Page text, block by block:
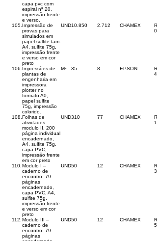
capa pvc com
espiral nª 20,
impressão frente
e verso.
105. Impressão de
provas para
simulados em
papel sulfite tam.
A4, sulfite 75g,
impressão frente
e verso em cor
preto
UND10.850 2.712 CHAMEX
106. Impressões de
plantas de
engenharia em
impressora
plotter no
formato A0,
papel sulfite
75g, impressão
colorido.
M² 35 8 EPSON
108. Folhas de
atividades
modulo II, 200
página individual
encadernado,
A4, sulfite 75g,
capa PVC,
impressão frente
em cor preto
UND310 77 CHAMEX
110. Modulo I –
caderno de
encontro: 79
páginas
encadernado,
capa PVC, A4,
sulfite 75g,
impressão frente
e verso em cor
preto
UND50 12 CHAMEX
112. Modulo III –
caderno de
encontro: 79
páginas
UND50 12 CHAMEX